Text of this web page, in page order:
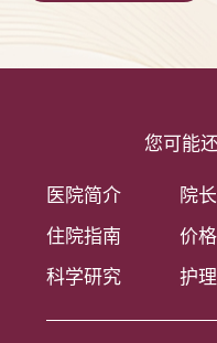
您可能
医院简介 院
住院指南
价
科学研究
护